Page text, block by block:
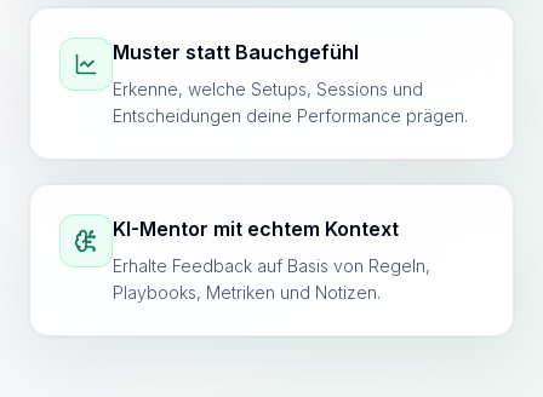
Muster statt Bauchgefühl
Erkenne, welche Setups, Sessions und
Entscheidungen deine Performance prägen.
KI-Mentor mit echtem Kontext
Erhalte Feedback auf Basis von Regeln,
Playbooks, Metriken und Notizen.